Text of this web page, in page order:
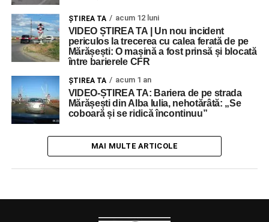
ŞTIREA TA acum 12 luni
VIDEO ȘTIREA TA | Un nou incident
periculos la trecerea cu calea ferată de pe
Mărășești: O mașină a fost prinsă și blocată
între barierele CFR
ŞTIREA TA acum 1 an
VIDEO-ȘTIREA TA: Bariera de pe strada
Mărășești din Alba Iulia, nehotărâtă: „Se
coboară și se ridică încontinuu”
MAI MULTE ARTICOLE